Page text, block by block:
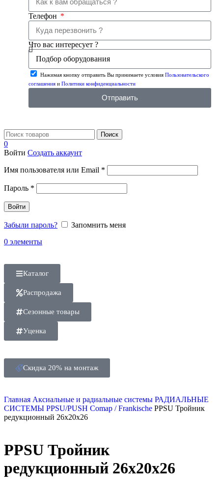
Телефон
Что вас интересует ?
Нажимая кнопку отправить Вы принимаете условия Пользовательского
соглашения и Политики конфиденциальности
Отправить
Поиск
0
Войти Создать аккаунт
Имя пользователя или Email *
Пароль *
Войти
Забыли пароль?
Запомнить меня
0 элементы
Каталог
Распродажа
Сезонные товары
Уценка
Скидка 20% на монтаж
Главная Аксиальные и радиальные системы РАДИАЛЬНЫЕ
СИСТЕМЫ PPSU/PUSH Comap / Frankische PPSU Тройник
редукционный 26х20х26
PPSU Тройник
редукционный 26х20х26